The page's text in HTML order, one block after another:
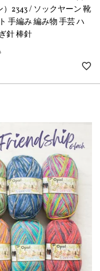
2343 / ソックヤーン 靴
手編み 編み物 手芸 ハ
針 棒針